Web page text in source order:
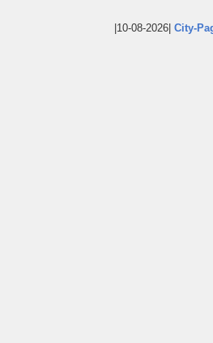
|10-08-2026| City-